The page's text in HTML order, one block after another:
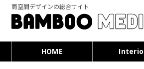
商空間デザインの総合サイト
HOME